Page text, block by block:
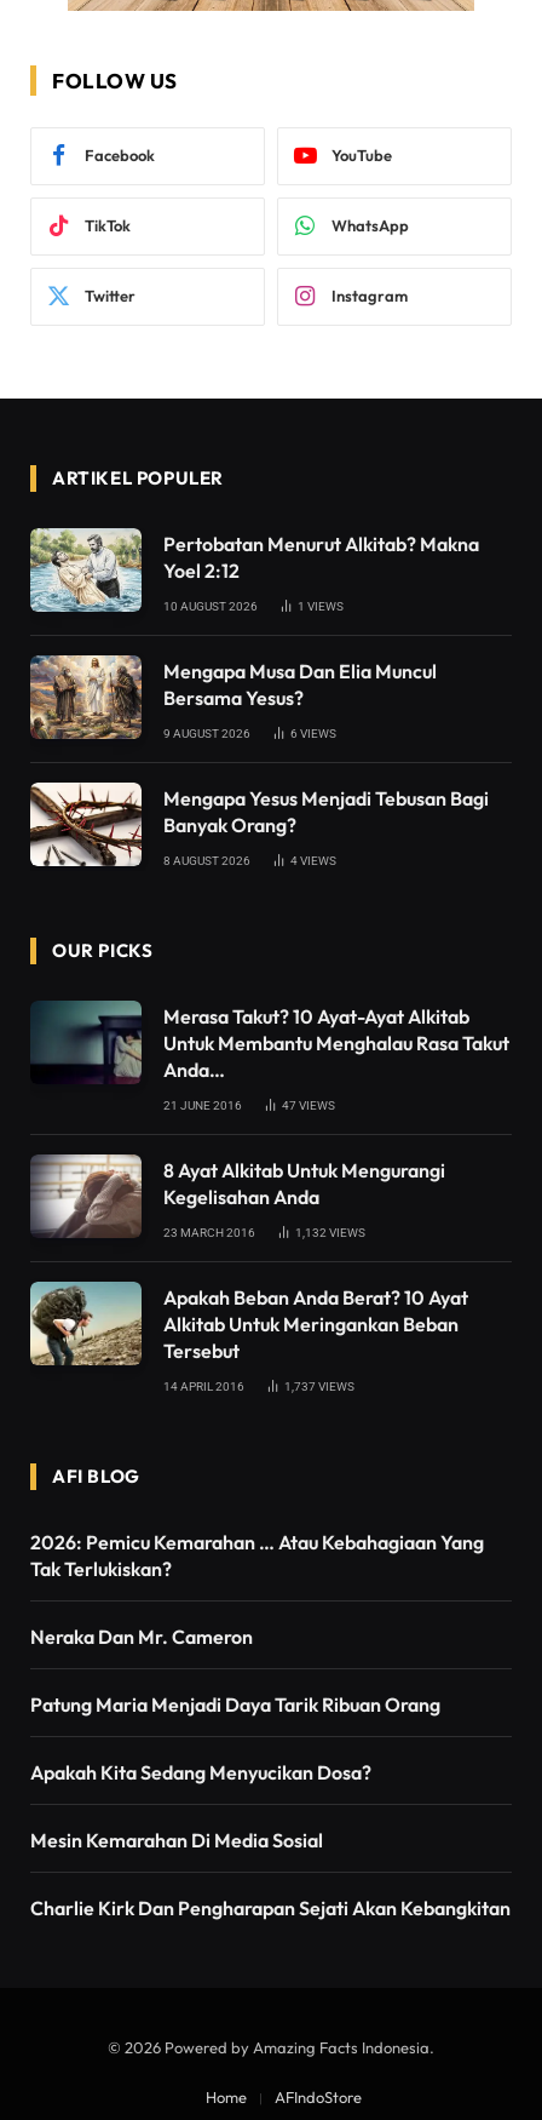
FOLLOW US
Facebook YouTube
TikTok WhatsApp
Twitter Instagram
ARTIKEL POPULER
Pertobatan Menurut Alkitab? Makna
Yoel 2:12
10 AUGUST 2026 1 VIEWS
Mengapa Musa Dan Elia Muncul
Bersama Yesus?
9 AUGUST 2026 6 VIEWS
Mengapa Yesus Menjadi Tebusan Bagi
Banyak Orang?
8 AUGUST 2026 4VIEWS
OUR PICKS
Merasa Takut? 10 Ayat-Ayat Alkitab
Untuk Membantu Menghalau Rasa Takut
Anda…
21 JUNE 2016 47 VIEWS
8 Ayat Alkitab Untuk Mengurangi
Kegelisahan Anda
23 MARCH 2016 1,132 VIEWS
Apakah Beban Anda Berat? 10 Ayat
Alkitab Untuk Meringankan Beban
Tersebut
14 APRIL 2016 1,737 VIEWS
AFI BLOG
2026: Pemicu Kemarahan … Atau Kebahagiaan Yang
Tak Terlukiskan?
Neraka Dan Mr. Cameron
Patung Maria Menjadi Daya Tarik Ribuan Orang
Apakah Kita Sedang Menyucikan Dosa?
Mesin Kemarahan Di Media Sosial
Charlie Kirk Dan Pengharapan Sejati Akan Kebangkitan
© 2026 Powered by Amazing Facts Indonesia.
Home AFIndoStore